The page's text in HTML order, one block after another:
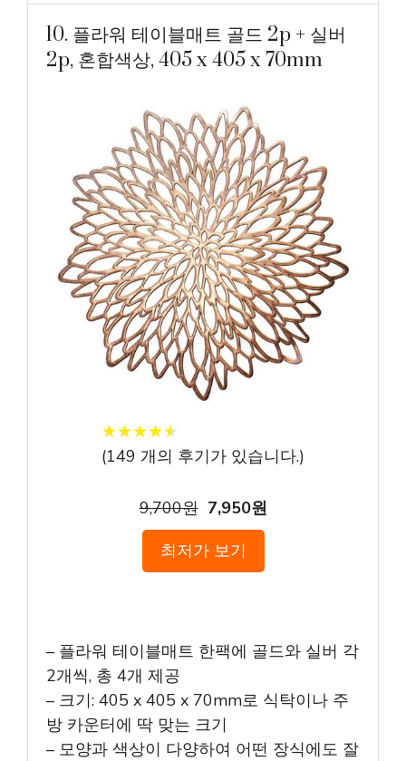
10. 플라워 테이블매트 골드 2p + 실버
2p, 혼합색상, 405 x 405 x 70mm
★★★★★
★★★★★
(149 개의 후기가 있습니다.)
9,700원 7,950원
최저가 보기
– 플라워 테이블매트 한팩에 골드와 실버 각
2개씩, 총 4개 제공
– 크기: 405 x 405 x 70mm로 식탁이나 주
방 카운터에 딱 맞는 크기
– 모양과 색상이 다양하여 어떤 장식에도 잘